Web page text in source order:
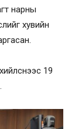
нарны
хувийн
19